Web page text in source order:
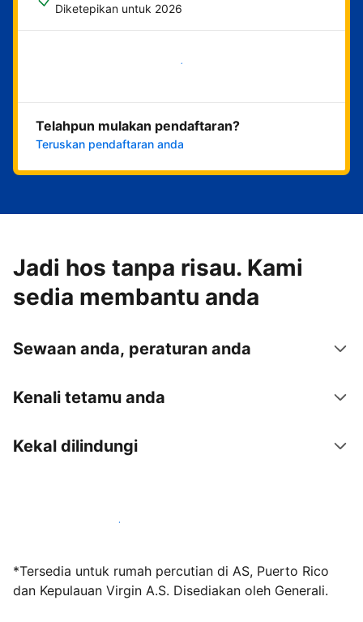
Diketepikan untuk 2026
Mulakan sekarang
Telahpun mulakan pendaftaran?
Teruskan pendaftaran anda
Jadi hos tanpa risau. Kami
sedia membantu anda
Sewaan anda, peraturan anda
Kenali tetamu anda
Kekal dilindungi
Jadi hos bersama kami hari ini
*Tersedia untuk rumah percutian di AS, Puerto Rico
dan Kepulauan Virgin A.S. Disediakan oleh Generali.